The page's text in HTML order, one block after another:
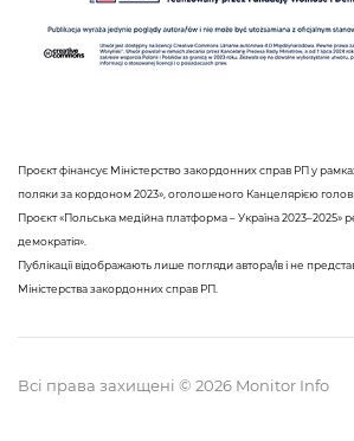
Проєкт фінансує Міністерство закордонних справ РП у
поляки за кордоном 2023», оголошеного Канцелярією голови
Проєкт «Польська медійна платформа – Україна 2023–2025»
демократія».
Публікації відображають лише погляди автора/ів і не
Міністерства закордонних справ РП.
Всі права захищені © 2026 Monitor Info